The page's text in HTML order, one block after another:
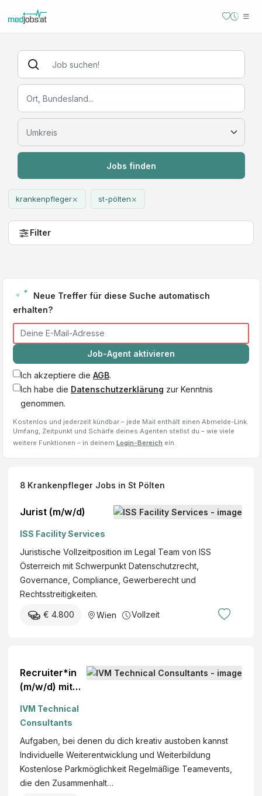
Jobs finden
krankenpfleger× st-pölten×
Filter
Neue Treffer für diese Suche automatisch
erhalten?
Job-Agent aktivieren
Ich akzeptiere die AGB.
Ich habe die Datenschutzerklärung zur Kenntnis
genommen.
Kostenlos und jederzeit kündbar – jede Mail enthält einen Abmelde-Link.
Umfang, Zeitpunkt und Schärfe deines Agenten stellst du – wie viele
weitere Funktionen – in deinem Login-Bereich ein.
8 Krankenpfleger Jobs in St Pölten
Jurist (m/w/d)
ISS Facility Services
Juristische Vollzeitposition im Legal Team von ISS
Österreich mit Schwerpunkt Datenschutzrecht,
Governance, Compliance, Gewerberecht und
Rechtsstreitigkeiten.
€ 4.800 Wien Vollzeit
Recruiter*in
(m/w/d) mit
Acquisition ab
€Graz Vollzeit
IVM Technical
Consultants
Aufgaben, bei denen du dich kreativ austoben kannst
Individuelle Weiterentwicklung und Weiterbildung
Kostenlose Parkmöglichkeit Regelmäßige Teamevents,
die den Zusammenhalt…